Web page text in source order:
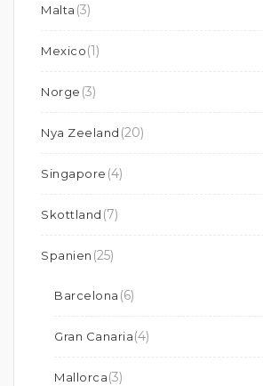
Malta (3)
Mexico(1)
Norge (3)
Nya Zeeland (20)
Singapore (4)
Skottland (7)
Spanien (25)
Barcelona (6)
Gran Canaria(4)
Mallorca(3)